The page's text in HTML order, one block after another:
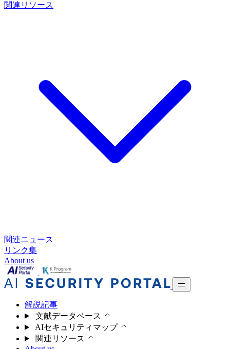
関連リソース
関連ニュース
リンク集
About us
解説記事
文献データベース
AIセキュリティマップ
関連リソース